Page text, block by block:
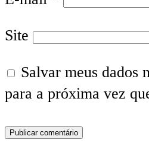
Site
Salvar meus dados
para a próxima vez